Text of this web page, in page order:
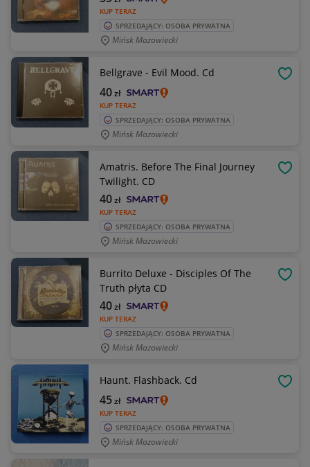
KUP TERAZ
SPRZEDAJĄCY: OSOBA PRYWATNA
Mińsk Mazowiecki
Bellgrave - Evil Mood. Cd
KUP TERAZ
40zł
SPRZEDAJĄCY: OSOBA PRYWATNA
Mińsk Mazowiecki
Amatris. Before The Final Journey
Twilight. CD
KUP TERAZ
40zł
SPRZEDAJĄCY: OSOBA PRYWATNA
Mińsk Mazowiecki
Burrito Deluxe - Disciples Of The
Truth płyta CD
KUP TERAZ
40zł
SPRZEDAJĄCY: OSOBA PRYWATNA
Mińsk Mazowiecki
Haunt. Flashback. Cd
KUP TERAZ
45zł
SPRZEDAJĄCY: OSOBA PRYWATNA
Mińsk Mazowiecki